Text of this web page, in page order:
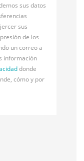
sus datos
sus
de los
un correo a
información
donde
cómo y por